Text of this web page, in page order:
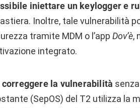
iniettare un keylogger e
Inoltre, tale vulnerabilità
tramite MDM o l’app Dov’è,
integrato.
correggere la vulnerabilità
(SepOS) del T2 utilizza la